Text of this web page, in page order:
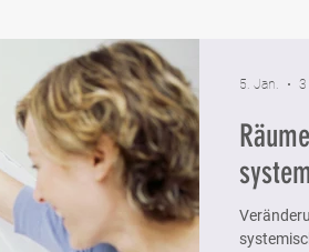
5. Jan. 3